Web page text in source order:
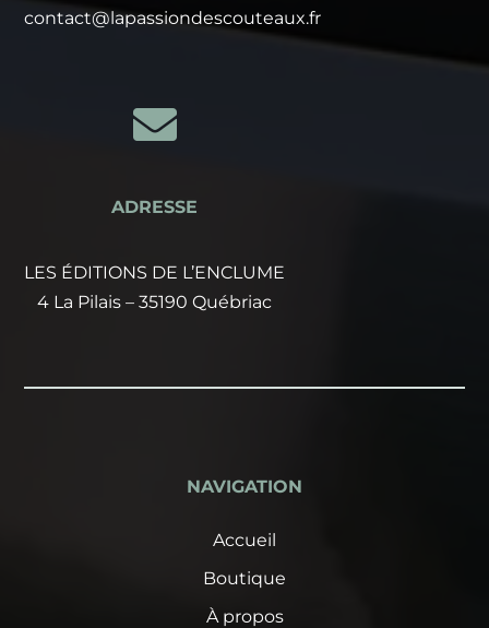
contact@lapassiondescouteaux.fr

ADRESSE
LES ÉDITIONS DE L’ENCLUME
4 La Pilais – 35190 Québriac
NAVIGATION
Accueil
Boutique
À propos